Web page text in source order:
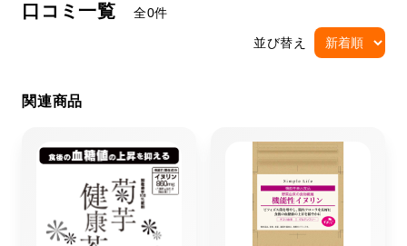
口コミ一覧 全0件
並び替え
関連商品